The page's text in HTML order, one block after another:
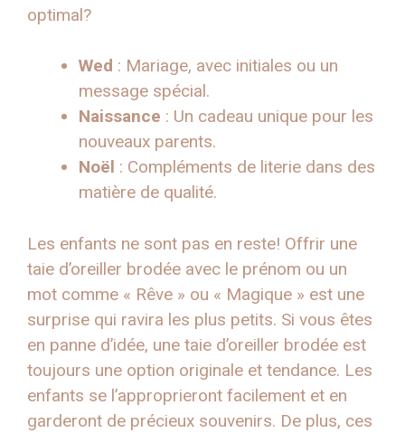
optimal?
Wed : Mariage, avec initiales ou un
message spécial.
Naissance : Un cadeau unique pour les
nouveaux parents.
Noël : Compléments de literie dans des
matière de qualité.
Les enfants ne sont pas en reste! Offrir une
taie d’oreiller brodée avec le prénom ou un
mot comme « Rêve » ou « Magique » est une
surprise qui ravira les plus petits. Si vous êtes
en panne d’idée, une taie d’oreiller brodée est
toujours une option originale et tendance. Les
enfants se l’approprieront facilement et en
garderont de précieux souvenirs. De plus, ces